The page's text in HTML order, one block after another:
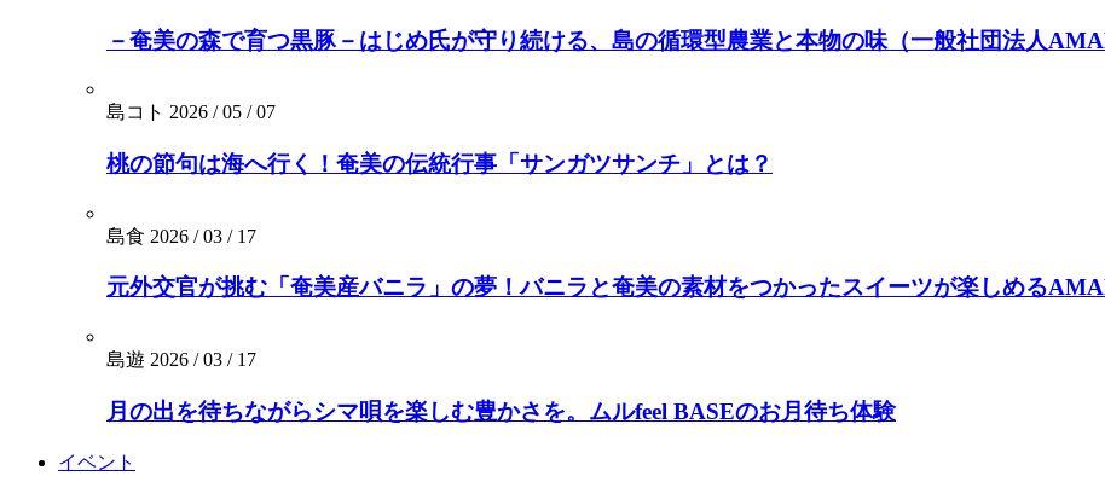
－奄美の森で育つ黒豚－はじめ氏が守り続ける、島の循環型農業と本物の味（一般社団法人
島コト 2026 / 05 / 07
桃の節句は海へ行く！奄美の伝統行事「サンガツサンチ」とは？
島食 2026 / 03 / 17
元外交官が挑む「奄美産バニラ」の夢！バニラと奄美の素材をつかったスイーツが楽しめる
島遊 2026 / 03 / 17
月の出を待ちながらシマ唄を楽しむ豊かさを。ムルfeel BASEのお月待ち体験
イベント